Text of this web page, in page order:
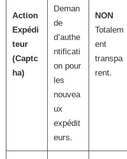
Action
Expédi
teur
(Captc
ha)
Deman
de
d’authe
ntificati
on pour
les
nouvea
ux
expédit
eurs.
NON
Totalem
ent
transpa
rent.